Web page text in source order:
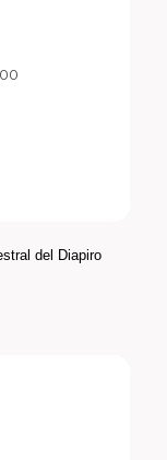
del Diapiro